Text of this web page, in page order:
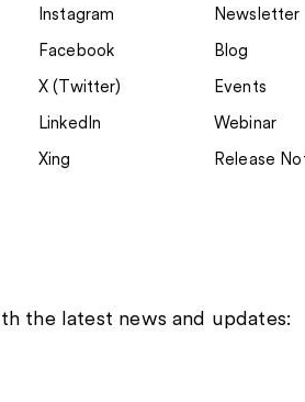
LTD
Instagram
Facebook
X (Twitter)
LinkedIn
Xing
Newsletter
Blog
Events
Webinar
Release
the latest news and updates: